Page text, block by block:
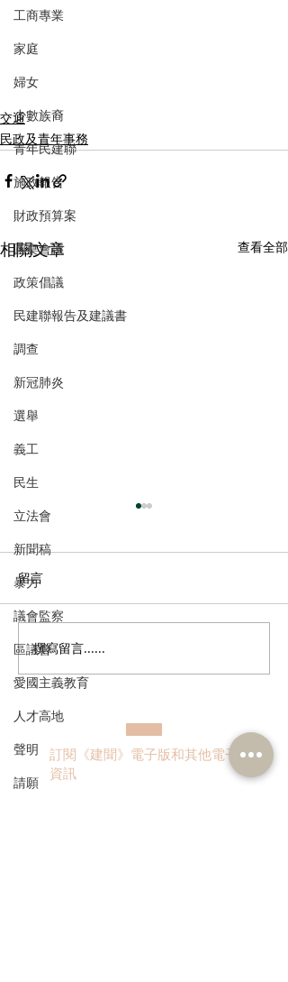
工商專業
家庭
婦女
少數族裔
青年民建聯
施政報告
財政預算案
圓桌會議
政策倡議
民建聯報告及建議書
調查
新冠肺炎
選舉
義工
民生
立法會
新聞稿
暴力
議會監察
區議會
愛國主義教育
人才高地
聲明
請願
交通
民政及青年事務
相關文章 查看全部
張培剛歡迎東九龍智慧綠
色運輸系統招標，盼預留
延伸完善區內交通
留言
撰寫留言......
訂閱《建聞》電子版和其他電子
資訊